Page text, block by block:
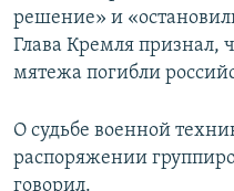
решение» и
Глава Кремля признал,
мятежа погибли
О судьбе военной
распоряжении
говорил.